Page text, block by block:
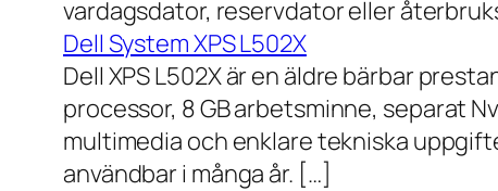
vardagsdator, reservdator eller
Dell System XPS L502X
Dell XPS L502X är en äldre bärbar
processor, 8 GB arbetsminne, separat
multimedia och enklare tekniska
användbar i många år. […]